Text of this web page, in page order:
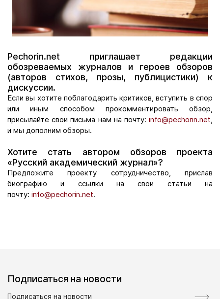
Pechorin.net приглашает редакции
обозреваемых журналов и героев обзоров
(авторов стихов, прозы, публицистики) к
дискуссии.
Если вы хотите поблагодарить критиков, вступить в спор
или иным способом прокомментировать обзор,
присылайте свои письма нам на почту: info@pechorin.net
и мы дополним обзоры.
Хотите стать автором обзоров проекта
«Русский академический журнал»?
Предложите проекту сотрудничество, прислав
биографию и ссылки на свои статьи на
почту: info@pechorin.net.
Подписаться на новости